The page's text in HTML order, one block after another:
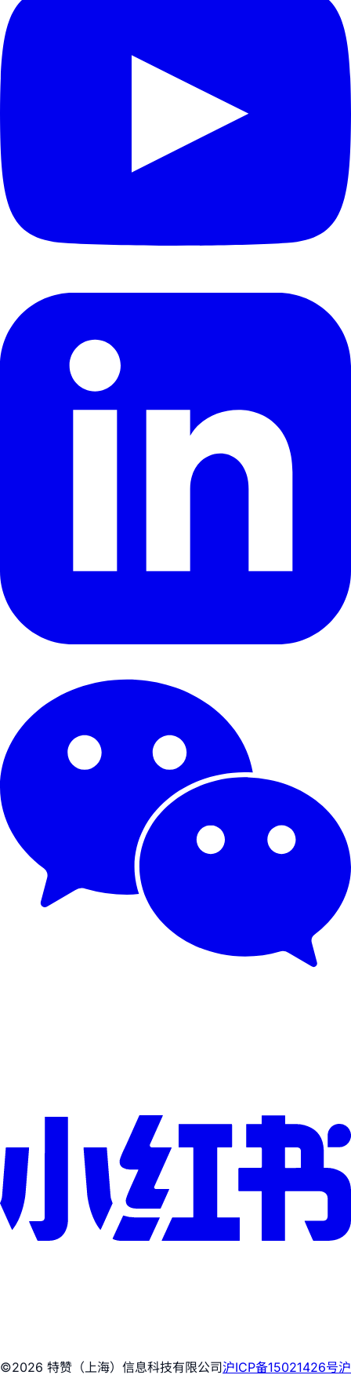
©2026 特赞（上海）信息科技有限公司沪ICP备15021426号沪